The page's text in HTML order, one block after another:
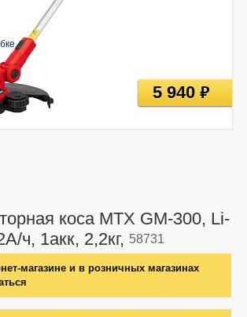
коса MTX GM-300, Li-
ч, 1акк, 2,2кг, 58731
магазине и в розничных магазинах
5 940руб